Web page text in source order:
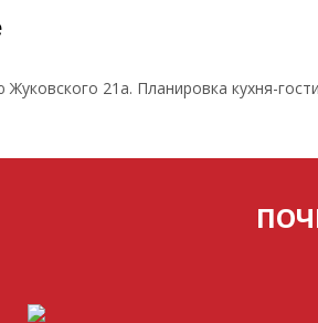
Жуковского 21а. Планировка кухня-